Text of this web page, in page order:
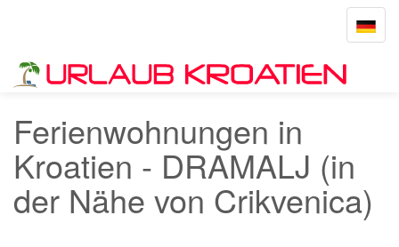
Toggle
Startseite
DRAMALJ
Ferienwohnungen in
Kroatien - DRAMALJ (in
der Nähe von Crikvenica)